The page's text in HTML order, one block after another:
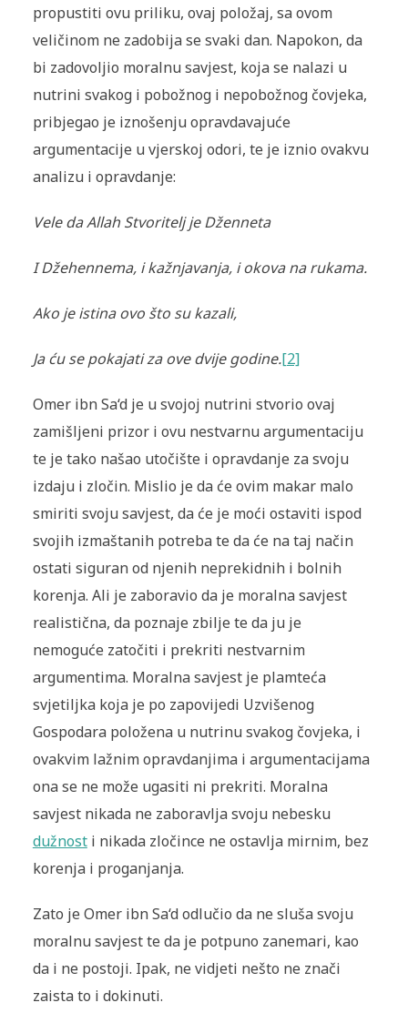
propustiti ovu priliku, ovaj položaj, sa ovom
veličinom ne zadobija se svaki dan. Napokon, da
bi zadovoljio moralnu savjest, koja se nalazi u
nutrini svakog i pobožnog i nepobožnog čovjeka,
pribjegao je iznošenju opravdavajuće
argumentacije u vjerskoj odori, te je iznio ovakvu
analizu i opravdanje:
Vele da Allah Stvoritelj je Dženneta
I Džehennema, i kažnjavanja, i okova na rukama.
Ako je istina ovo što su kazali,
Ja ću se pokajati za ove dvije godine.[2]
Omer ibn Sa‘d je u svojoj nutrini stvorio ovaj
zamišljeni prizor i ovu nestvarnu argumentaciju
te je tako našao utočište i opravdanje za svoju
izdaju i zločin. Mislio je da će ovim makar malo
smiriti svoju savjest, da će je moći ostaviti ispod
svojih izmaštanih potreba te da će na taj način
ostati siguran od njenih neprekidnih i bolnih
korenja. Ali je zaboravio da je moralna savjest
realistična, da poznaje zbilje te da ju je
nemoguće zatočiti i prekriti nestvarnim
argumentima. Moralna savjest je plamteća
svjetiljka koja je po zapovijedi Uzvišenog
Gospodara položena u nutrinu svakog čovjeka, i
ovakvim lažnim opravdanjima i argumentacijama
ona se ne može ugasiti ni prekriti. Moralna
savjest nikada ne zaboravlja svoju nebesku
dužnosti nikada zločince ne ostavlja mirnim, bez
korenja i proganjanja.
Zato je Omer ibn Sa‘d odlučio da ne sluša svoju
moralnu savjest te da je potpuno zanemari, kao
da i ne postoji. Ipak, ne vidjeti nešto ne znači
zaista to i dokinuti.